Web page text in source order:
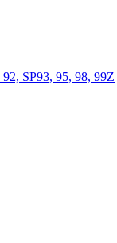
SP93, 95, 98, 99Z